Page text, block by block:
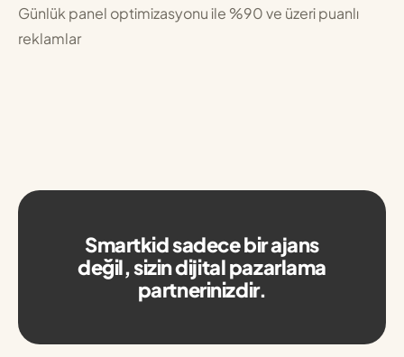
Günlük panel optimizasyonu ile %90 ve üzeri puanlı
reklamlar
Smartkid sadece bir ajans
değil, sizin dijital pazarlama
partnerinizdir.